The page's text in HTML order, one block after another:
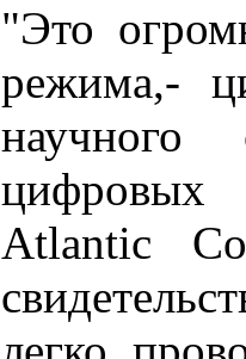
"Это
режима,-
научного
цифровых
Atlantic